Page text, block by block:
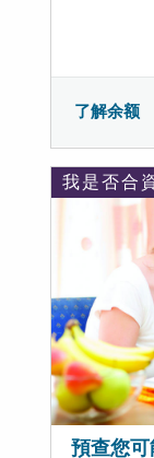
了解余额
我是否合
預查您可